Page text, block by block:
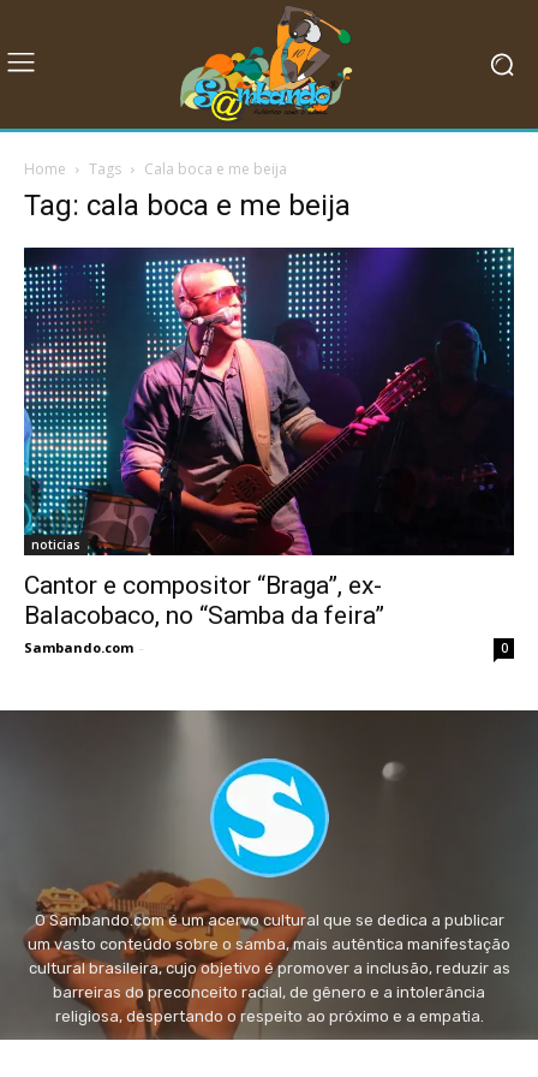
Home Tags Cala boca e me beija
Tag: cala boca e me beija
noticias
Cantor e compositor “Braga”, ex-
Balacobaco, no “Samba da feira”
Sambando.com - 0
O Sambando.com é um acervo cultural que se dedica a publicar
um vasto conteúdo sobre o samba, mais autêntica manifestação
cultural brasileira, cujo objetivo é promover a inclusão, reduzir as
barreiras do preconceito racial, de gênero e a intolerância
religiosa, despertando o respeito ao próximo e a empatia.